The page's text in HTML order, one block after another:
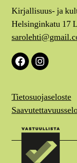
Kirjallisuus- ja
Helsinginkatu 17
FacebookInstagram
Tietosuojaseloste